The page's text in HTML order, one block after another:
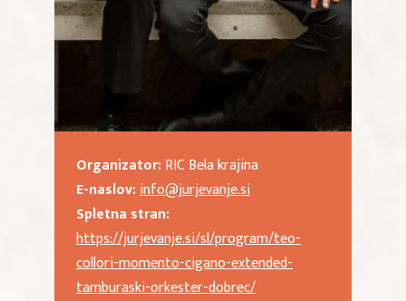
Organizator:RIC Bela krajina
E-naslov:info@jurjevanje.si
Spletna stran:
https://jurjevanje.si/sl/program/teo-
collori-momento-cigano-extended-
tamburaski-orkester-dobrec/